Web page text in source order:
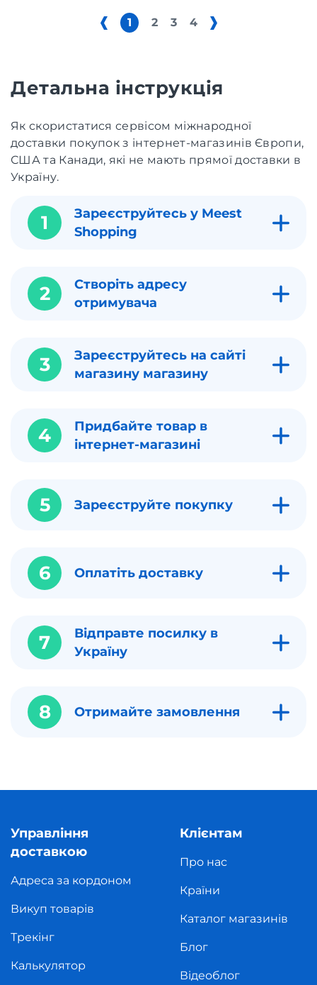
1 2 3 4
Детальна інструкція
Як скористатися сервісом міжнародної
доставки покупок з інтернет-магазинів Європи,
США та Канади, які не мають прямої доставки в
Україну.
1
Зареєструйтесь у Meest
Shopping
2
Створіть адресу
отримувача
3
Зареєструйтесь на сайті
магазину магазину
4
Придбайте товар в
інтернет-магазині
5 Зареєструйте покупку
6 Оплатіть доставку
7
Відправте посилку в
Україну
8 Отримайте замовлення
Управління
доставкою
Адреса за кордоном
Викуп товарів
Трекінг
Калькулятор
Клієнтам
Про нас
Країни
Каталог магазинів
Блог
Відеоблог